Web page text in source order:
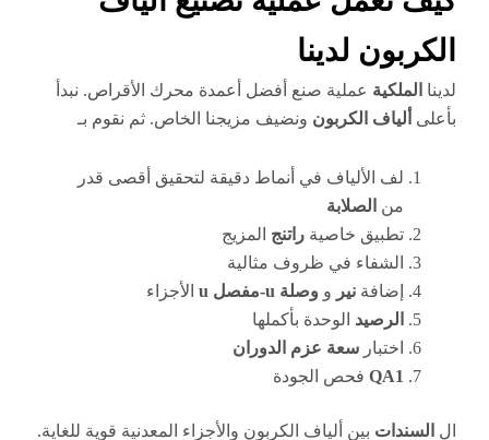
الكربون لدينا
لدينا الملكية عملية صنع أفضل أعمدة محرك الأقراص. نبدأ
بأعلى ألياف الكربون ونضيف مزيجنا الخاص. ثم نقوم بـ
لف الألياف في أنماط دقيقة لتحقيق أقصى قدر
من الصلابة
تطبيق خاصية راتنج المزيج
الشفاء في ظروف مثالية
إضافة نير و وصلة u-مفصل u
الأجزاء
الرصيد الوحدة بأكملها
اختبار سعة عزم الدوران
QA1 فحص الجودة
ال السندات بين ألياف الكربون والأجزاء المعدنية قوية للغاية.